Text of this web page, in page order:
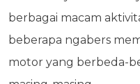
berbagai macam
beberapa ngabers
motor yang berbeda-